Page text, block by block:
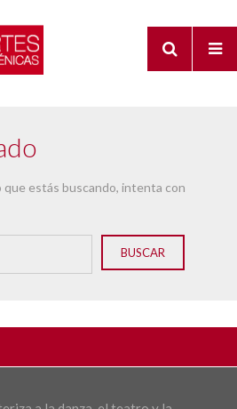
que estás buscando, intenta con